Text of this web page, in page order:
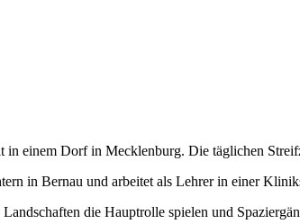
einem Dorf in Mecklenburg. Die täglichen
in Bernau und arbeitet als Lehrer in einer
die Hauptrolle spielen und